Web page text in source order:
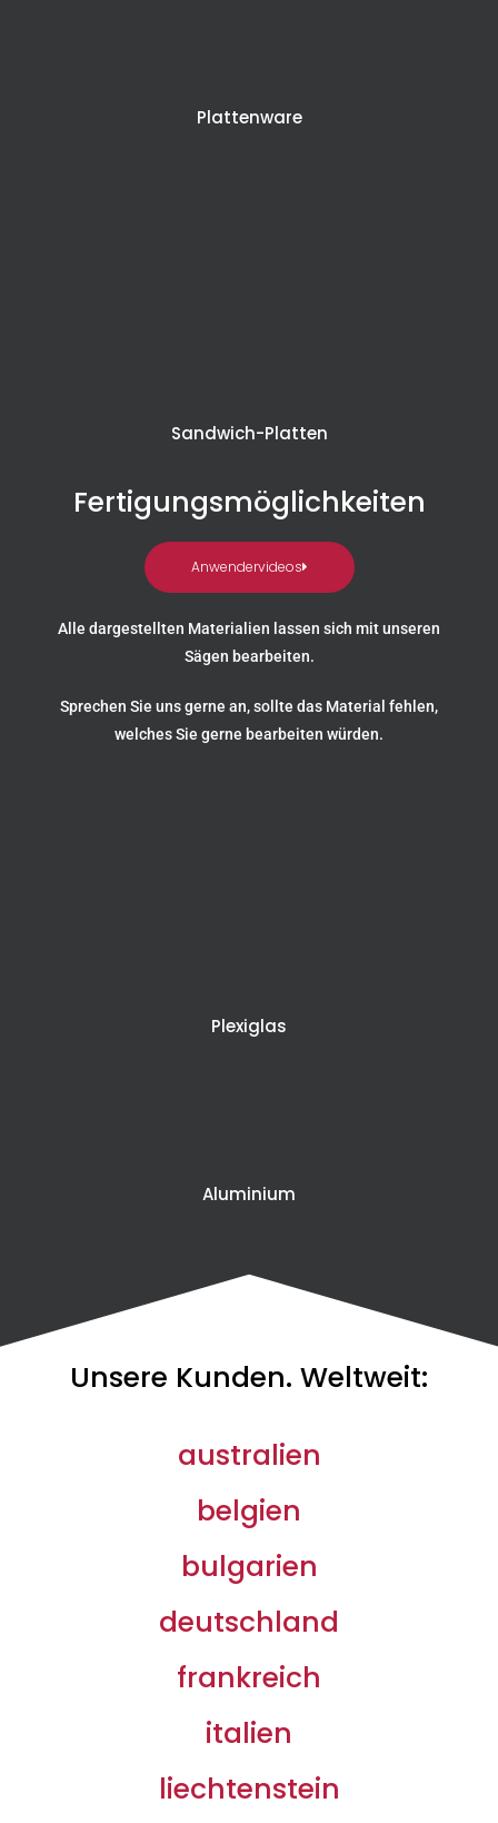
Plattenware
Sandwich-Platten
Fertigungsmöglichkeiten
Anwendervideos
Alle dargestellten Materialien lassen sich mit unseren
Sägen bearbeiten.
Sprechen Sie uns gerne an, sollte das Material fehlen,
welches Sie gerne bearbeiten würden.
Plexiglas
Aluminium
Unsere Kunden. Weltweit:
australien
belgien
bulgarien
deutschland
frankreich
italien
liechtenstein